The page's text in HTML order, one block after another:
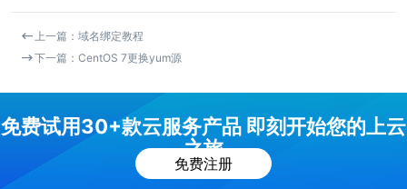
 上一篇：域名绑定教程
下一篇：CentOS 7更换yum源

免费试用30+款云服务产品 即刻开始您的上云
之旅
免费注册